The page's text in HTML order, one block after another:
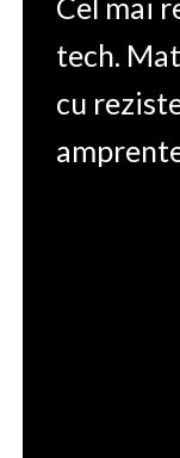
tech.
cu